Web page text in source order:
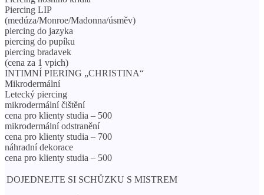
Piercing LIP
(medúza/Monroe/Madonna/úsměv)
piercing do jazyka
piercing do pupíku
piercing bradavek
(cena za 1 vpich)
INTIMNÍ PIERING „CHRISTINA“
Mikrodermální
Letecký piercing
mikrodermální čištění
cena pro klienty studia – 500
mikrodermální odstranění
cena pro klienty studia – 700
náhradní dekorace
cena pro klienty studia – 500
DOJEDNEJTE SI SCHŮZKU S MISTREM